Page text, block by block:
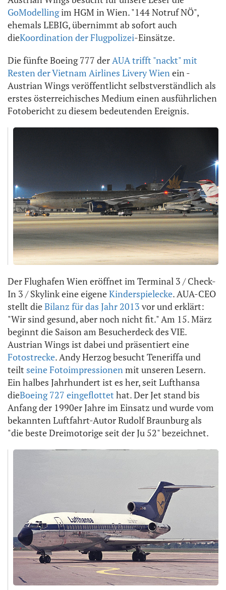
GoModellingim HGM in Wien. "144 Notruf NÖ",
ehemals LEBIG, übernimmt ab sofort auch
dieKoordination der Flugpolizei-Einsätze.
Die fünfte Boeing 777 derAUA trifft "nackt" mit
Resten der Vietnam Airlines Livery Wienein -
Austrian Wings veröffentlicht selbstverständlich als
erstes österreichisches Medium einen ausführlichen
Fotobericht zu diesem bedeutenden Ereignis.
Der Flughafen Wien eröffnet im Terminal 3 / Check-
In 3 / Skylink eine eigeneKinderspielecke. AUA-CEO
stellt dieBilanz für das Jahr 2013 vor und erklärt:
"Wir sind gesund, aber noch nicht fit." Am 15. März
beginnt die Saison am Besucherdeck des VIE.
Austrian Wings ist dabei und präsentiert eine
Fotostrecke. Andy Herzog besucht Teneriffa und
teilt seine Fotoimpressionenmit unseren Lesern.
Ein halbes Jahrhundert ist es her, seit Lufthansa
dieBoeing 727 eingeflottet hat. Der Jet stand bis
Anfang der 1990er Jahre im Einsatz und wurde vom
bekannten Luftfahrt-Autor Rudolf Braunburg als
"die beste Dreimotorige seit der Ju 52" bezeichnet.